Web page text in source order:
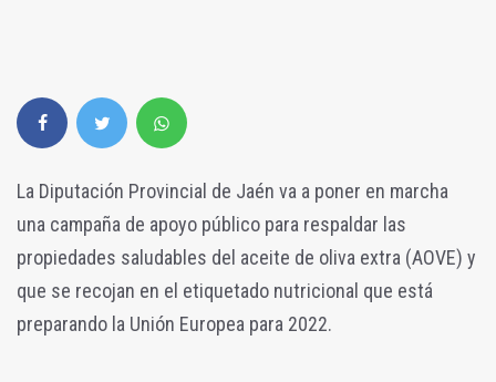
La Diputación Provincial de Jaén va a poner en marcha
una campaña de apoyo público para respaldar las
propiedades saludables del aceite de oliva extra (AOVE) y
que se recojan en el etiquetado nutricional que está
preparando la Unión Europea para 2022.